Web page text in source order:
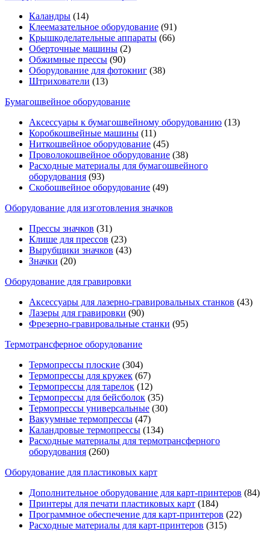
Каландры (14)
Клеемазательное оборудование (91)
Крышкоделательные аппараты (66)
Оберточные машины (2)
Обжимные прессы (90)
Оборудование для фотокниг (38)
Штрихователи (13)
Бумагошвейное оборудование
Аксессуары к бумагошвейному оборудованию (13)
Коробкошвейные машины (11)
Ниткошвейное оборудование (45)
Проволокошвейное оборудование (38)
Расходные материалы для бумагошвейного
оборудования (93)
Скобошвейное оборудование (49)
Оборудование для изготовления значков
Прессы значков (31)
Клише для прессов (23)
Вырубщики значков (43)
Значки (20)
Оборудование для гравировки
Аксессуары для лазерно-гравировальных станков (43)
Лазеры для гравировки (90)
Фрезерно-гравировальные станки (95)
Термотрансферное оборудование
Термопрессы плоские (304)
Термопрессы для кружек (67)
Термопрессы для тарелок (12)
Термопрессы для бейсболок (35)
Термопрессы универсальные (30)
Вакуумные термопрессы (47)
Каландровые термопрессы (134)
Расходные материалы для термотрансферного
оборудования (260)
Оборудование для пластиковых карт
Дополнительное оборудование для карт-принтеров (84)
Принтеры для печати пластиковых карт (184)
Программное обеспечение для карт-принтеров (22)
Расходные материалы для карт-принтеров (315)